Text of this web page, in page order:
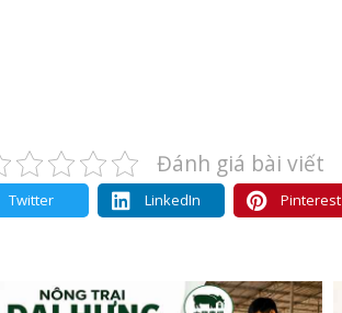
Đánh giá bài viết
Twitter LinkedIn Pinterest